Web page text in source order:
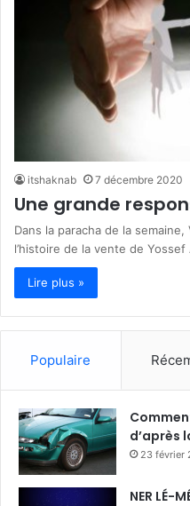
itshaknab 7 décembre 2020
Une grande
Dans la paracha de la
l’histoire de la vente de
Lire plus »
Populaire
d’après
23 février
NER LÉ-